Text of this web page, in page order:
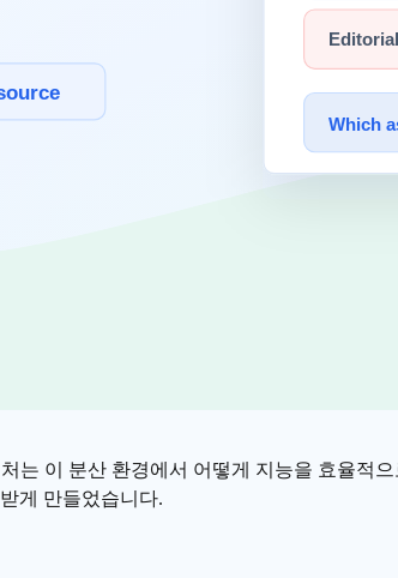
은 여전히 연구실의 작은 모델 수준에 머물
이 분산 환경에서 어떻게 지능을 효율적
게 만들었습니다.